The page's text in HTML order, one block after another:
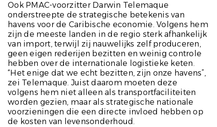
Ook PMAC-voorzitter Darwin Telemaque
onderstreepte de strategische betekenis van
havens voor de Caribische economie. Volgens hem
zijn de meeste landen in de regio sterk afhankelijk
van import, terwijl zij nauwelijks zelf produceren,
geen eigen rederijen bezitten en weinig controle
hebben over de internationale logistieke keten.
“Het enige dat we echt bezitten, zijn onze havens”,
zei Telemaque. Juist daarom moeten deze
volgens hem niet alleen als transportfaciliteiten
worden gezien, maar als strategische nationale
voorzieningen die een directe invloed hebben op
de kosten van levensonderhoud.